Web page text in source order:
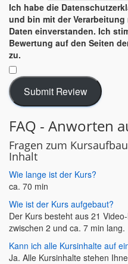
Ich habe die
und bin mit der
Daten einverstanden. Ich
Bewertung auf den Seiten
zu.
Submit Review
FAQ - Anworten
Fragen zum
Inhalt
Wie lange ist der Kurs?
ca. 70 min
Wie ist der Kurs aufgebaut?
Der Kurs besteht aus 21
zwischen 2 und ca. 7 min lang.
Kann ich alle Kursinhalte auf
Ja. Alle Kursinhalte stehen